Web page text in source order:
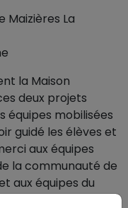
Maizières La
la Maison
deux projets
équipes mobilisées
guidé les élèves et
aux équipes
la communauté de
aux équipes du
et bravo à